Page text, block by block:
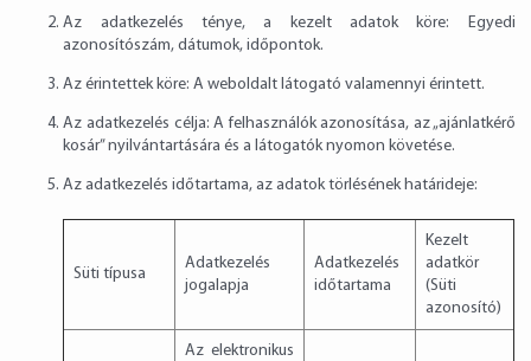
Az adatkezelés ténye, a kezelt adatok köre: Egyedi
azonosítószám, dátumok, időpontok.
Az érintettek köre: A weboldalt látogató valamennyi érintett.
Az adatkezelés célja: A felhasználók azonosítása, az „ajánlatkérő
kosár” nyilvántartására és a látogatók nyomon követése.
Az adatkezelés időtartama, az adatok törlésének határideje:
Süti típusa
Adatkezelés
jogalapja
Adatkezelés
időtartama
Kezelt
adatkör
(Süti
azonosító)
Az elektronikus